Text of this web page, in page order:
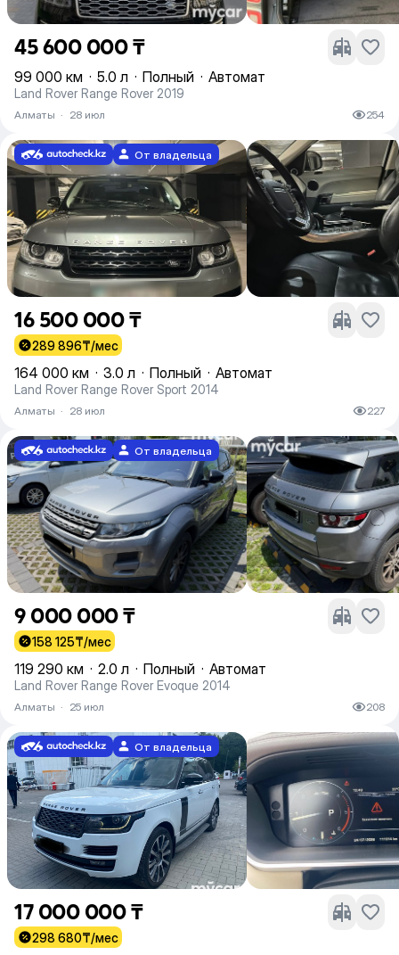
45 600 000 ₸
99 000 км · 5.0 л · Полный · Автомат
Land Rover Range Rover 2019
Алматы · 28 июл 254
От владельца
16 500 000 ₸
289 896₸/мес
164 000 км · 3.0 л · Полный · Автомат
Land Rover Range Rover Sport 2014
Алматы · 28 июл 227
От владельца
9 000 000 ₸
158 125₸/мес
119 290 км · 2.0 л · Полный · Автомат
Land Rover Range Rover Evoque 2014
Алматы · 25 июл 208
От владельца
17 000 000 ₸
298 680₸/мес